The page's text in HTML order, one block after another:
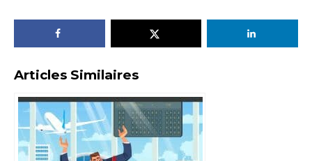
Articles Similaires